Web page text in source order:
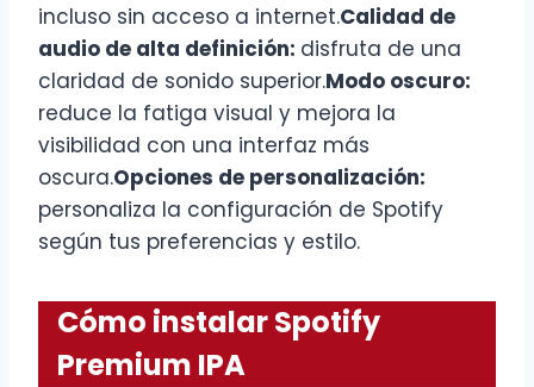
incluso sin acceso a internet.Calidad de
audio de alta definición: disfruta de una
claridad de sonido superior.Modo oscuro:
reduce la fatiga visual y mejora la
visibilidad con una interfaz más
oscura.Opciones de personalización:
personaliza la configuración de Spotify
según tus preferencias y estilo.
Cómo instalar Spotify
Premium IPA